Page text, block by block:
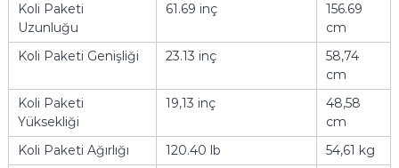
Koli Paketi
Uzunluğu
61.69 inç
156.69
cm
Koli Paketi Genişliği
23.13 inç
58,74
cm
Koli Paketi
Yüksekliği
19,13 inç
48,58
cm
Koli Paketi Ağırlığı
120.40 lb
54,61 kg